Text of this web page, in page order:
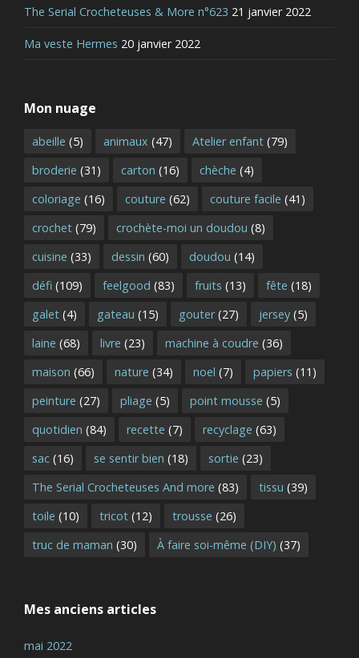
The Serial Crocheteuses & More n°623 21 janvier 2022
Ma veste Hermes 20 janvier 2022
Mon nuage
abeille (5) animaux (47) Atelier enfant (79)
broderie (31) carton (16) chèche (4)
coloriage (16) couture (62) couture facile (41)
crochet (79) crochète-moi un doudou (8)
cuisine (33) dessin (60) doudou (14)
défi (109) feelgood (83) fruits (13) fête (18)
galet (4) gateau (15) gouter(27) jersey (5)
laine (68) livre (23) machine à coudre (36)
maison (66) nature (34) noel (7) papiers (11)
peinture (27) pliage (5) point mousse (5)
quotidien (84) recette (7) recyclage (63)
sac (16) se sentir bien (18) sortie (23)
The Serial Crocheteuses And more (83) tissu (39)
toile (10) tricot (12) trousse (26)
truc de maman (30) À faire soi-même (DIY) (37)
Mes anciens articles
mai 2022